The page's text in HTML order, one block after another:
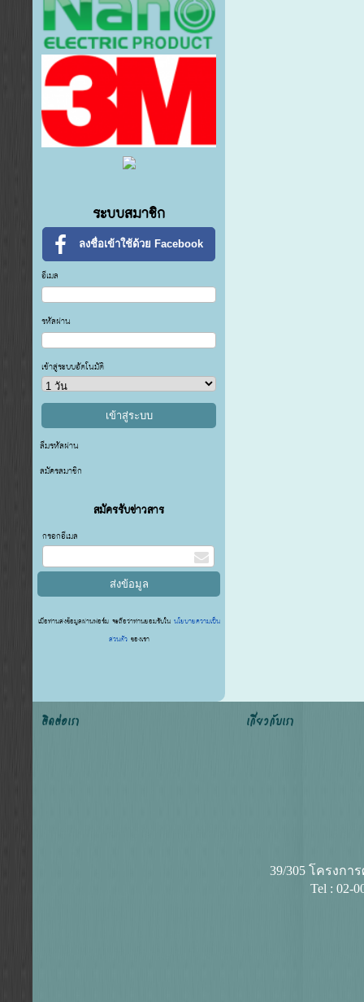
ระบบสมาชิก
ลงชื่อเข้าใช้ด้วย Facebook
อีเมล
รหัสผ่าน
เข้าสู่ระบบอัตโนมัติ
ลืมรหัสผ่าน
สมัครสมาชิก
สมัครรับข่าวสาร
กรอกอีเมล
เมื่อท่านส่งข้อมูลผ่านฟอร์ม จะถือว่าท่านยอมรับในนโยบายความเป็น
ส่วนตัว ของเรา
ติดต่อเรา เกี่ยวกับเรา
39/305 โครงก
Tel : 02-